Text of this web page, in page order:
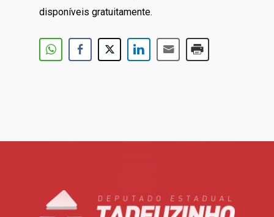
disponíveis gratuitamente.